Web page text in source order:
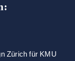
Zürich für KMU